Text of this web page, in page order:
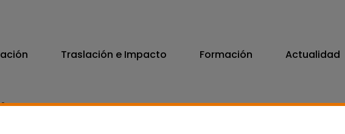
Traslación e Impacto Formación Actualidad